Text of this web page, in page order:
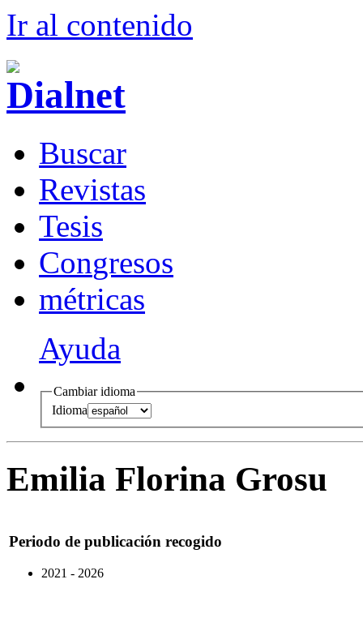
Ir al contenido
Buscar
Revistas
Tesis
Congresos
métricas
Ayuda
Cambiar idioma
Idioma
Emilia Florina Grosu
Periodo de publicación recogido
2021 - 2026